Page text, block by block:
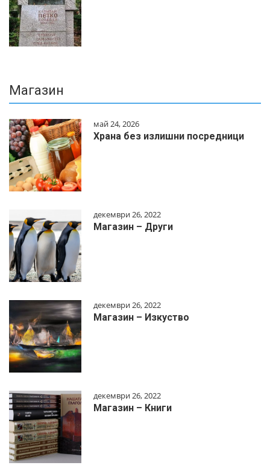
Магазин
май 24, 2026
Храна без излишни посредници
декември 26, 2022
Магазин – Други
декември 26, 2022
Магазин – Изкуство
декември 26, 2022
Магазин – Книги